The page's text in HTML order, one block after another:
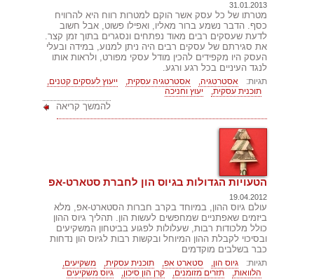
31.01.2013
מטרתו של כל עסק אשר הוקם למטרות רווח היא להרוויח
כסף. הדבר נשמע ברור מאליו, ואפילו פשוט, אבל חשוב
לדעת שעסקים רבים מאוד נפתחים ונסגרים בתוך זמן קצר.
את סגירתם של עסקים רבים היה ניתן למנוע, במידה ובעלי
העסק היו מקפידים להכין מודל עסקי מפורט, ולראות אותו
לנגד העיניים בכל רגע ורגע.
תגיות: אסטרטגיה, אסטרטגיה עסקית,
ייעוץ לעסקים קטנים,
תוכנית עסקית,
יעוץ וחניכה
להמשך קריאה
הטעויות הגדולות בגיוס הון לחברת סטארט-אפ
19.04.2012
עולם גיוס ההון, במיוחד בקרב חברות הסטארט-אפ, מלא
ביזמים שאפתניים שמחפשים לעשות הון. תהליך גיוס ההון
כולל מלכודות רבות, שעלולות לפגוע בביטחון המשקיעים
ובסיכוי לקבלת ההון המיוחל ובקשות רבות לגיוס הון נדחות
כבר בשלבים מוקדמים
תגיות: גיוס הון, סטארט אפ, תוכנית עסקית,
משקיעים,
הלוואות,
תזרים מזומנים, קרן הון סיכון, גיוס משקיעים